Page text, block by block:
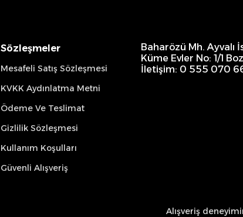
Alışveriş
Sözleşmeler
Mesafeli Satış Sözleşmesi
KVKK Aydınlatma Metni
Ödeme Ve Teslimat
Gizlilik Sözleşmesi
Kullanım Koşulları
Güvenli Alışveriş
Baharözü Mh. Ayvalı
Küme Evler No: 1/1
İletişim: 0 555 070